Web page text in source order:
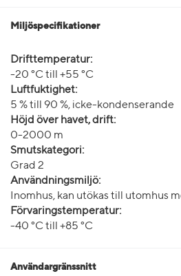
Miljöspecifikationer
Drifttemperatur:
-20 °C till +55 °C
Luftfuktighet:
5 % till 90 %, icke-kondenserande
Höjd över havet, drift:
0-2000 m
Smutskategori:
Grad 2
Användningsmiljö:
Inomhus, kan utökas till utomhus
Förvaringstemperatur:
-40 °C till +85 °C
Användargränssnitt